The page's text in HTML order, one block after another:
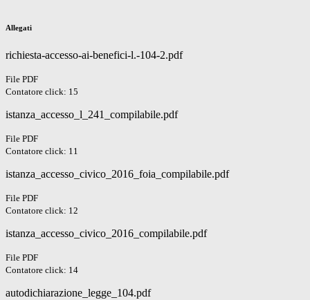
Allegati
richiesta-accesso-ai-benefici-l.-104-2.pdf
File PDF
Contatore click: 15
istanza_accesso_l_241_compilabile.pdf
File PDF
Contatore click: 11
istanza_accesso_civico_2016_foia_compilabile.pdf
File PDF
Contatore click: 12
istanza_accesso_civico_2016_compilabile.pdf
File PDF
Contatore click: 14
autodichiarazione_legge_104.pdf